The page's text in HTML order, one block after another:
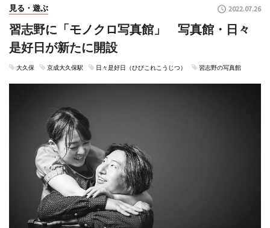
見る・遊ぶ 2022.07.26
習志野に「モノクロ写真館」 写真館・日々
是好日が新たに開設
大久保 京成大久保駅 日々是好日（ひびこれこうじつ） 習志野の写真館